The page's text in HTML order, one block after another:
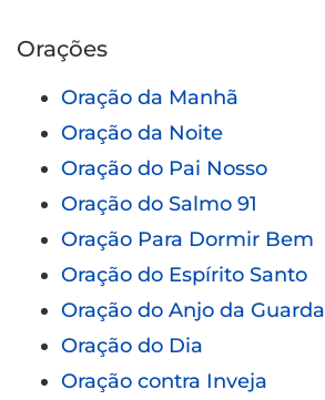
Orações
Oração da Manhã
Oração da Noite
Oração do Pai Nosso
Oração do Salmo 91
Oração Para Dormir Bem
Oração do Espírito Santo
Oração do Anjo da Guarda
Oração do Dia
Oração contra Inveja